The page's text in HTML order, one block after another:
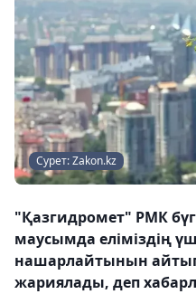
Сурет: Zakon.kz
"Қазгидромет" РМК
маусымда еліміздің
нашарлайтынын
жариялады, деп